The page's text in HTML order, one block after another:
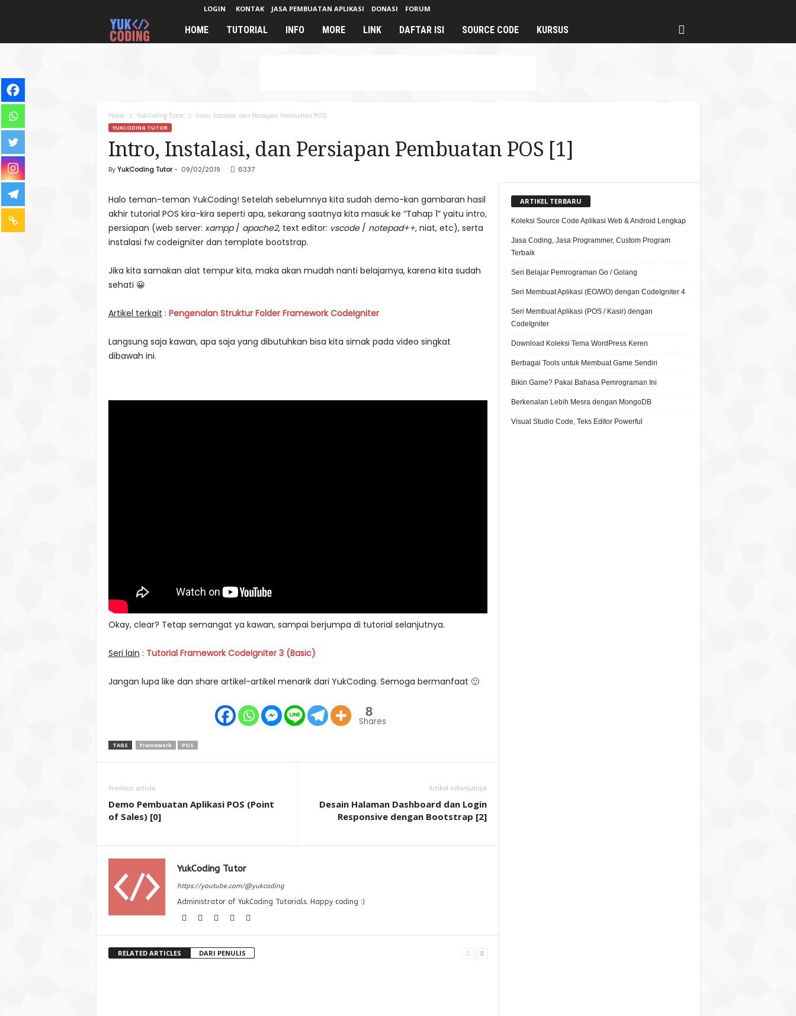
LOGIN KONTAK JASA PEMBUATAN APLIKASI DONASI FORUM
n
g
HOME TUTORIAL INFO MORE LINK DAFTAR ISI SOURCE CODE KURSUS
Home YukCoding Tutor Intro, Instalasi, dan Persiapan Pembuatan POS
YUKCODING TUTOR
Intro, Instalasi, dan Persiapan Pembuatan POS [1]
By YukCoding Tutor- 09/02/2019 6337
Halo teman-teman YukCoding! Setelah sebelumnya kita sudah demo-kan gambaran hasil
akhir tutorial POS kira-kira seperti apa, sekarang saatnya kita masuk ke “Tahap 1” yaitu intro,
persiapan (web server: xampp/ apache2, text editor: vscode/ notepad++, niat, etc), serta
instalasi fw codeigniter dan template bootstrap.
Jika kita samakan alat tempur kita, maka akan mudah nanti belajarnya, karena kita sudah
sehati 😀
Artikel terkait : Pengenalan Struktur Folder Framework CodeIgniter
Langsung saja kawan, apa saja yang dibutuhkan bisa kita simak pada video singkat
dibawah ini.
Okay, clear? Tetap semangat ya kawan, sampai berjumpa di tutorial selanjutnya.
Seri lain : Tutorial Framework CodeIgniter 3 (Basic)
Jangan lupa like dan share artikel-artikel menarik dari YukCoding. Semoga bermanfaat 🙂
8
Shares
TAGS Framework POS
Previous article
Demo Pembuatan Aplikasi POS (Point
of Sales) [0]
Artikel selanjutnya
Desain Halaman Dashboard dan Login
Responsive dengan Bootstrap [2]
YukCoding Tutor
https://youtube.com/@yukcoding
Administrator of YukCoding Tutorials. Happy coding :)
RELATED ARTICLES DARI PENULIS
ARTIKEL TERBARU
Koleksi Source Code Aplikasi Web & Android Lengkap
Jasa Coding, Jasa Programmer, Custom Program
Terbaik
Seri Belajar Pemrograman Go / Golang
Seri Membuat Aplikasi (EO/WO) dengan CodeIgniter 4
Seri Membuat Aplikasi (POS / Kasir) dengan
CodeIgniter
Download Koleksi Tema WordPress Keren
Berbagai Tools untuk Membuat Game Sendiri
Bikin Game? Pakai Bahasa Pemrograman Ini
Berkenalan Lebih Mesra dengan MongoDB
Visual Studio Code, Teks Editor Powerful